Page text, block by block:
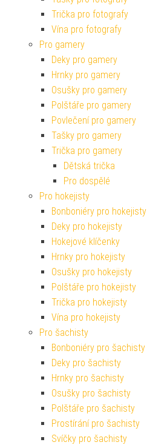
Trička pro fotografy
Vína pro fotografy
Pro gamery
Deky pro gamery
Hrnky pro gamery
Osušky pro gamery
Polštáře pro gamery
Povlečení pro gamery
Tašky pro gamery
Trička pro gamery
Dětská trička
Pro dospělé
Pro hokejisty
Bonboniéry pro hokejisty
Deky pro hokejisty
Hokejové klíčenky
Hrnky pro hokejisty
Osušky pro hokejisty
Polštáře pro hokejisty
Trička pro hokejisty
Vína pro hokejisty
Pro šachisty
Bonboniéry pro šachisty
Deky pro šachisty
Hrnky pro šachisty
Osušky pro šachisty
Polštáře pro šachisty
Prostírání pro šachisty
Svíčky pro šachisty